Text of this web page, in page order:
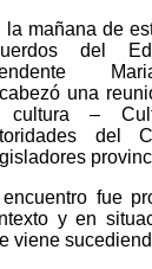
la mañana de
del
una
cultura –
del
fue
y en
viene